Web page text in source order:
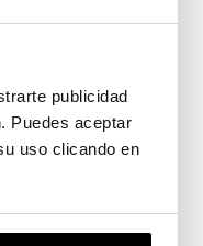
publicidad
Puedes aceptar
uso clicando en